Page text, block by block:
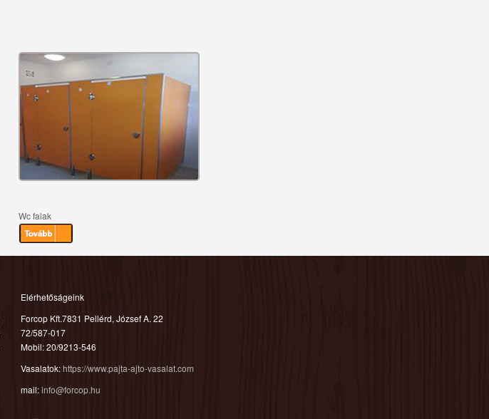
Wc falak
Elérhetőságeink
Forcop Kft.7831 Pellérd, József A. 22
72/587-017
Mobil: 20/9213-546
Vasalatok:https://www.pajta-ajto-vasalat.com
mail:info@forcop.hu